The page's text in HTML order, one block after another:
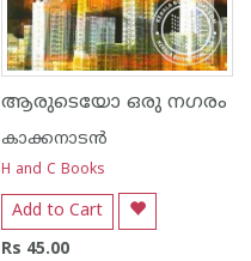
ആരുടെയോ ഒരു നഗരം
കാക്കനാടന്‍
H and C Books
Add to Cart
Rs 45.00